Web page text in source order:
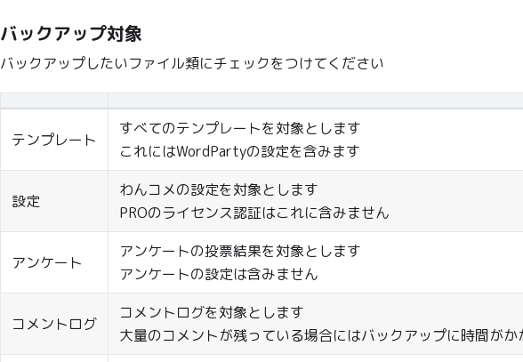
バックアップ対象
バックアップしたいファイル類にチェックをつけてください
テンプレート
すべてのテンプレートを対象とします
これにはWordPartyの設定を含みます
設定
わんコメの設定を対象とします
PROのライセンス認証はこれに含みません
アンケート
アンケートの投票結果を対象とします
アンケートの設定は含みません
コメントログ
コメントログを対象とします
大量のコメントが残っている場合にはバックアップに時間が